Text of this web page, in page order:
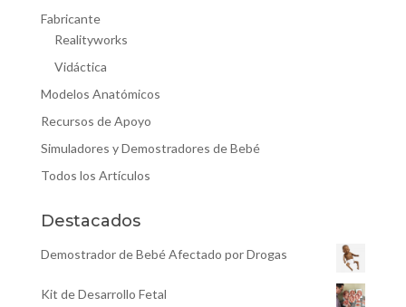
Fabricante
Realityworks
Vidáctica
Modelos Anatómicos
Recursos de Apoyo
Simuladores y Demostradores de Bebé
Todos los Artículos
Destacados
Demostrador de Bebé Afectado por Drogas
Kit de Desarrollo Fetal